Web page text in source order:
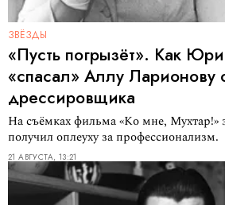
ЗВЁЗДЫ
«Пусть погрызёт». Как
«спасал» Аллу Ларионову
дрессировщика
На съёмках фильма «Ко мне, Мухтар!»
получил оплеуху за профессионализм.
21 АВГУСТА, 13:21